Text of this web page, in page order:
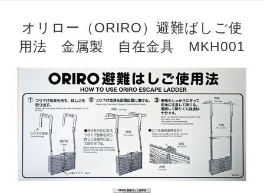
オリロー（ORIRO）避難ばしご使
用法 金属製 自在金具 MKH001